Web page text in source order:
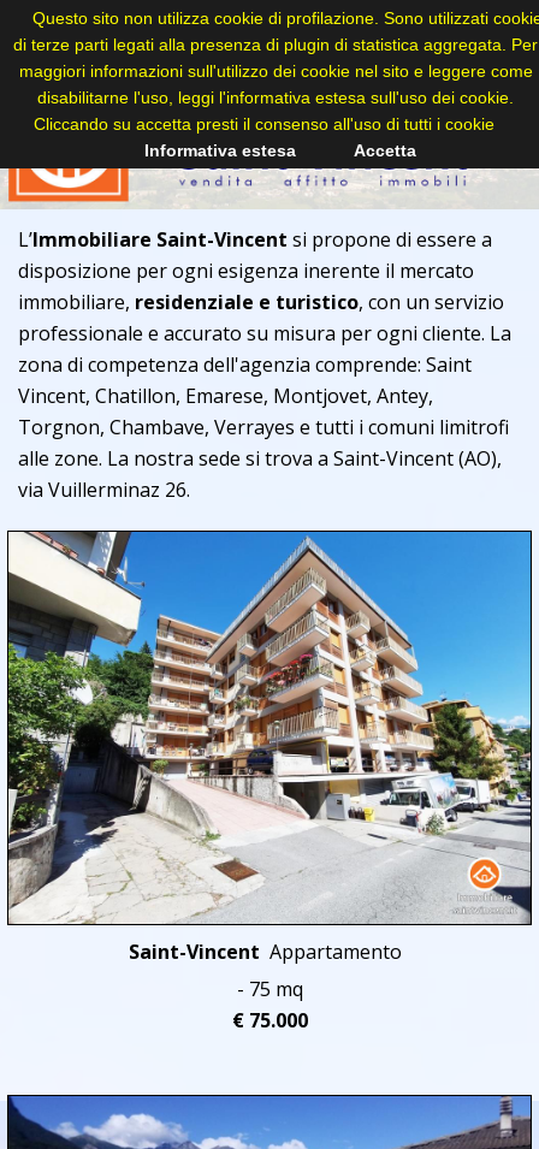
L’Immobiliare Saint-Vincent si propone di essere a
disposizione per ogni esigenza inerente il mercato
immobiliare, residenziale e turistico, con un servizio
professionale e accurato su misura per ogni cliente. La
zona di competenza dell'agenzia comprende: Saint
Vincent, Chatillon, Emarese, Montjovet, Antey,
Torgnon, Chambave, Verrayes e tutti i comuni limitrofi
alle zone. La nostra sede si trova a Saint-Vincent (AO),
via Vuillerminaz 26.
Saint-Vincent Appartamento
- 75 mq
€ 75.000
Questo sito non utilizza cookie di profilazione. Sono utilizzati
di terze parti legati alla presenza di plugin di statistica aggregata. Per
maggiori informazioni sull'utilizzo dei cookie nel sito e leggere come
disabilitarne l'uso, leggi l'informativa estesa sull'uso dei cookie.
Cliccando su accetta presti il consenso all'uso di tutti i cookie
Informativa estesa
Accetta